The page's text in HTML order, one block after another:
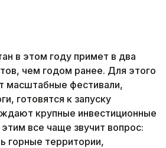
в этом году примет в два
чем годом ранее. Для этого
масштабные фестивали,
готовятся к запуску
крупные инвестиционные
все чаще звучит вопрос:
горные территории,